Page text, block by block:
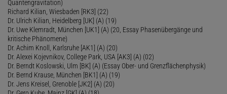
Quantengravitation)
Richard Kilian, Wiesbaden [RK3] (22)
Dr. Ulrich Kilian, Heidelberg [UK] (A) (19)
Dr. Uwe Klemradt, München [UK1] (A) (20, Essay Phasenübergänge und
kritische Phänomene)
Dr. Achim Knoll, Karlsruhe [AK1] (A) (20)
Dr. Alexei Kojevnikov, College Park, USA [AK3] (A) (02)
Dr. Berndt Koslowski, Ulm [BK] (A) (Essay Ober- und Grenzflächenphysik)
Dr. Bernd Krause, München [BK1] (A) (19)
Dr. Jens Kreisel, Grenoble [JK2] (A) (20)